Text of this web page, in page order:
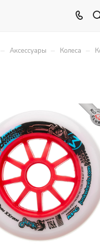
– Аксессуары – Колеса –